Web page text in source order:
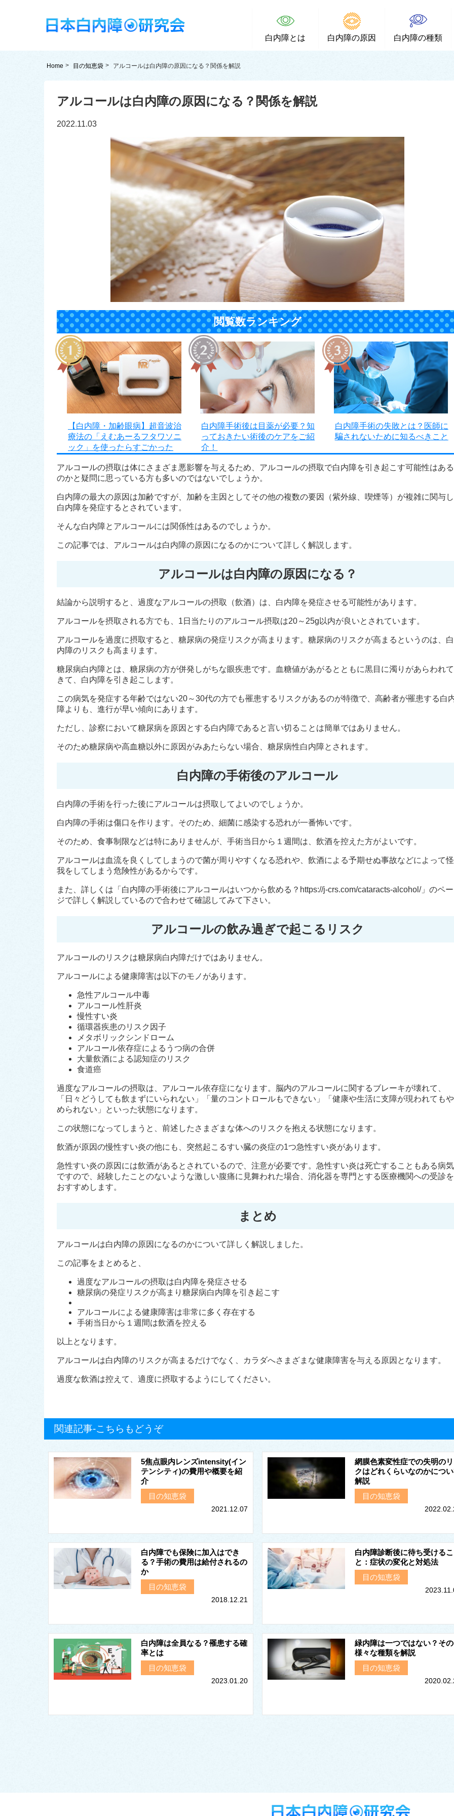
白内障とは 白内障の原因 白内障の種類
Home 目の知恵袋 アルコールは白内障の原因になる？関係を解説
アルコールは白内障の原因になる？関係を解説
2022.11.03
閲覧数ランキング
【白内障・加齢眼病】超音波治
療法の「えむあーるフタワソニ
ック」を使ったらすごかった
白内障手術後は目薬が必要？知
っておきたい術後のケアをご紹
介！
白内障手術の失敗とは？医師に
騙されないために知るべきこと
アルコールの摂取は体にさまざま悪影響を与えるため、アルコールの摂取で白内障を引き起こす可能性はある
のかと疑問に思っている方も多いのではないでしょうか。
白内障の最大の原因は加齢ですが、加齢を主因としてその他の複数の要因（紫外線、喫煙等）が複雑に関与し
白内障を発症するとされています。
そんな白内障とアルコールには関係性はあるのでしょうか。
この記事では、アルコールは白内障の原因になるのかについて詳しく解説します。
アルコールは白内障の原因になる？
結論から説明すると、過度なアルコールの摂取（飲酒）は、白内障を発症させる可能性があります。
アルコールを摂取される方でも、1日当たりのアルコール摂取は20～25g以内が良いとされています。
アルコールを過度に摂取すると、糖尿病の発症リスクが高まります。糖尿病のリスクが高まるというのは、白
内障のリスクも高まります。
糖尿病白内障とは、糖尿病の方が併発しがちな眼疾患です。血糖値があがるとともに黒目に濁りがあらわれて
きて、白内障を引き起こします。
この病気を発症する年齢ではない20～30代の方でも罹患するリスクがあるのが特徴で、高齢者が罹患する白
障よりも、進行が早い傾向にあります。
ただし、診察において糖尿病を原因とする白内障であると言い切ることは簡単ではありません。
そのため糖尿病や高血糖以外に原因がみあたらない場合、糖尿病性白内障とされます。
白内障の手術後のアルコール
白内障の手術を行った後にアルコールは摂取してよいのでしょうか。
白内障の手術は傷口を作ります。そのため、細菌に感染する恐れが一番怖いです。
そのため、食事制限などは特にありませんが、手術当日から１週間は、飲酒を控えた方がよいです。
アルコールは血流を良くしてしまうので菌が周りやすくなる恐れや、飲酒による予期せぬ事故などによって怪
我をしてしまう危険性があるからです。
また、詳しくは「白内障の手術後にアルコールはいつから飲める？https://j-crs.com/cataracts-alcohol/」のペー
ジで詳しく解説しているので合わせて確認してみて下さい。
アルコールの飲み過ぎで起こるリスク
アルコールのリスクは糖尿病白内障だけではありません。
アルコールによる健康障害は以下のモノがあります。
急性アルコール中毒
アルコール性肝炎
慢性すい炎
循環器疾患のリスク因子
メタボリックシンドローム
アルコール依存症によるうつ病の合併
大量飲酒による認知症のリスク
食道癌
過度なアルコールの摂取は、アルコール依存症になります。脳内のアルコールに関するブレーキが壊れて、
「日々どうしても飲まずにいられない」「量のコントロールもできない」「健康や生活に支障が現われてもや
められない」といった状態になります。
この状態になってしまうと、前述したさまざまな体へのリスクを抱える状態になります。
飲酒が原因の慢性すい炎の他にも、突然起こるすい臓の炎症の1つ急性すい炎があります。
急性すい炎の原因には飲酒があるとされているので、注意が必要です。急性すい炎は死亡することもある病気
ですので、経験したことのないような激しい腹痛に見舞われた場合、消化器を専門とする医療機関への受診を
おすすめします。
まとめ
アルコールは白内障の原因になるのかについて詳しく解説しました。
この記事をまとめると、
過度なアルコールの摂取は白内障を発症させる
糖尿病の発症リスクが高まり糖尿病白内障を引き起こす
アルコールによる健康障害は非常に多く存在する
手術当日から１週間は飲酒を控える
以上となります。
アルコールは白内障のリスクが高まるだけでなく、カラダへさまざまな健康障害を与える原因となります。
過度な飲酒は控えて、適度に摂取するようにしてください。
関連記事-こちらもどうぞ
5焦点眼内レンズintensity(イン
テンシティ)の費用や概要を紹
介
目の知恵袋
2021.12.07
網膜色素変性症での失明の
クはどれくらいなのかにつ
解説
目の知恵袋
白内障でも保険に加入はでき
る？手術の費用は給付されるの
か
目の知恵袋
2018.12.21
白内障診断後に待ち受けるこ
と：症状の変化と対処法
目の知恵袋
白内障は全員なる？罹患する確
率とは
目の知恵袋
2023.01.20
緑内障は一つではない？その
様々な種類を解説
目の知恵袋